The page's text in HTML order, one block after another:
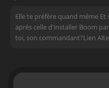
Elle te préfère quand même Et
après celle d'installer Boom
toi, son commandant?Lien